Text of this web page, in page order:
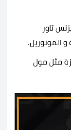
تاور
و المونوريل.
مثل مول